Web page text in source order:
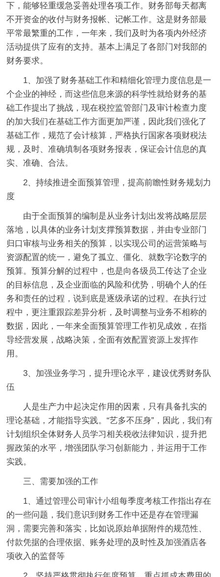
下，能够轻重缓急妥善处理各项工作。财务部每天都离
不开资金的收付与财务报帐、记帐工作。这是财务部最
平常最繁重的工作，一年来，我们及时为各项内外经济
活动提供了应有的支持。基本上满足了各部门对我部的
财务要求。
1、加强了财务基础工作和精细化管理力度信息是一
个企业的神经，而这些信息来源的科学性就给财务的基
础工作提出了挑战，现在税控监管部门及审计检查力度
的加大我们在基础工作方面更加严谨，因此我们强化了
基础工作，规范了会计核算，严格执行国家各项财税法
规，及时、准确填制各项财务报表，保证会计信息的真
实、准确、合法。
2、持续推进全面预算管理，提高前瞻性财务规划力
度
由于全面预算的编制是从业务计划出发将战略层层
落地，以具体的业务计划支撑预算数据，并由专业部门
归口审核与业务相关的预算，以实现公司的运营策略与
资源配置的统一，避免了孤立、僵化、就数字论数字的
预算。预算分解的过程中，也是向各级员工传达了企业
的目标信息，及企业面临的风险和优势，明确个人的任
务和责任的过程，说到底是逐级承诺的过程。在执行过
程中，更注重跟踪差异分析，及时调整与业务不相称的
数据，因此，一年来全面预算管理工作初见成效，在指
导经营发展，战略决策，全面有效配置资源上发挥作
用。
3、加强业务学习，提升理论水平，建设优秀财务队
伍
人是生产力中起决定作用的因素，只有具备扎实的
理论基础，才能指导实践。“艺多不压身”，因此，我们有
计划组织全体财务人员学习相关税收法律知识，提升把
握政策的水平，增强团队学习创新能力，并运用于工作
实践。
三、需要加强的工作
1、通过管理公司审计小组每季度考核工作指出存在
的一些问题，我们意识到财务工作中还是存在管理漏
洞，需要完善和落实，比如说原始单据附件的规范性、
付款凭据的合理依据、账务处理的及时性及加强酒店各
项收入的监督等